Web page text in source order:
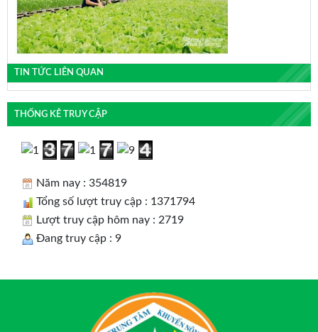
TIN TỨC LIÊN QUAN
THỐNG KÊ TRUY CẬP
Năm nay : 354819
Tổng số lượt truy cập : 1371794
Lượt truy cập hôm nay : 2719
Đang truy cập : 9